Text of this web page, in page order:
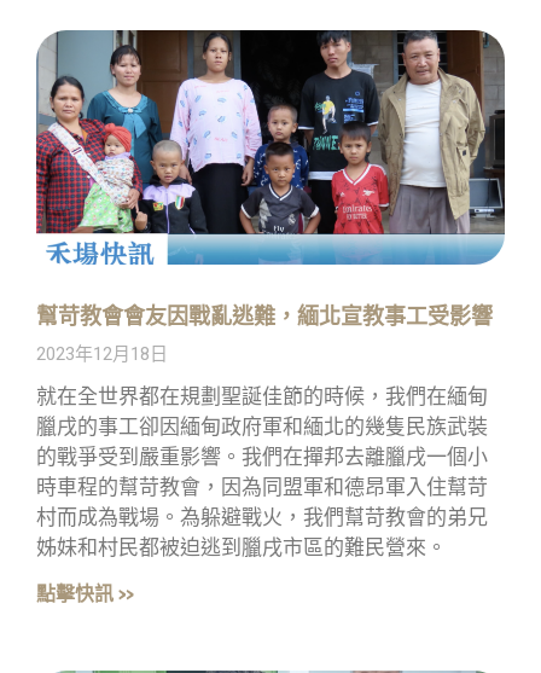
幫苛教會會友因戰亂逃難，緬北宣教事工受影響
2023年12月18日
就在全世界都在規劃聖誕佳節的時候，我們在緬甸
臘戌的事工卻因緬甸政府軍和緬北的幾隻民族武裝
的戰爭受到嚴重影響。我們在撣邦去離臘戌一個小
時車程的幫苛教會，因為同盟軍和德昂軍入住幫苛
村而成為戰場。為躲避戰火，我們幫苛教會的弟兄
姊妹和村民都被迫逃到臘戌市區的難民營來。
點擊快訊 »